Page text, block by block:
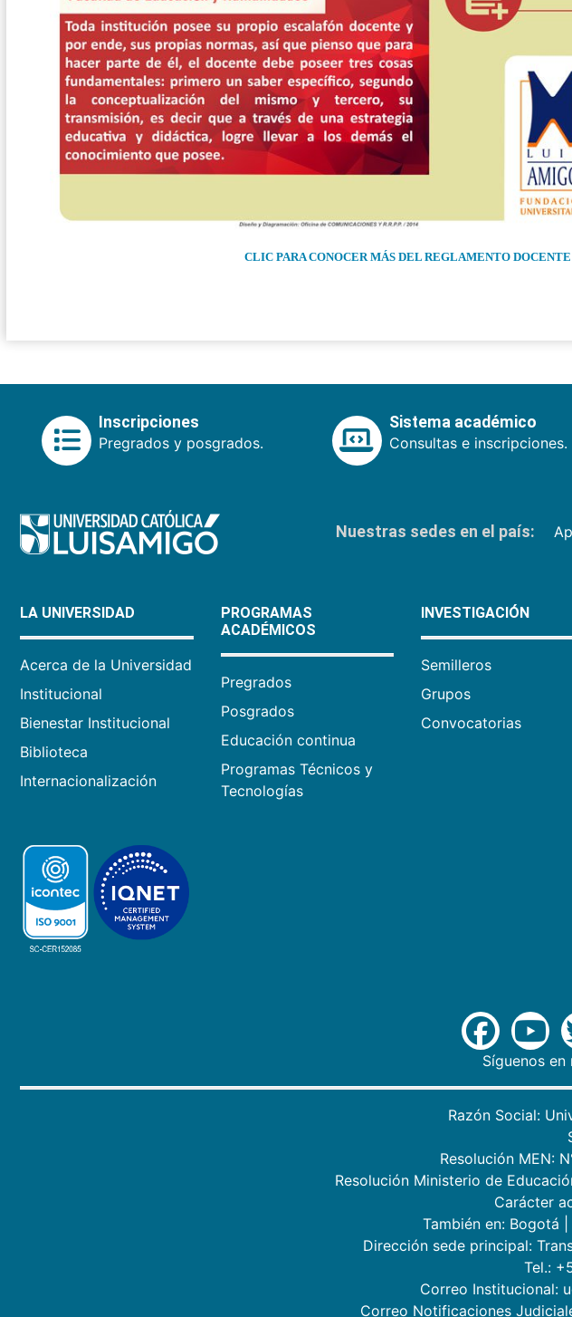
CLIC PARA CONOCER MÁS DEL REGLAMENTO DOCENTE
Inscripciones
Pregrados y posgrados.
Sistema académico
Consultas e inscripciones.
Nuestras sedes en el país:
LA UNIVERSIDAD
Acerca de la Universidad
Institucional
Bienestar Institucional
Biblioteca
Internacionalización
PROGRAMAS
ACADÉMICOS
Pregrados
Posgrados
Educación continua
Programas Técnicos y
Tecnologías
INVESTIGACIÓN
Semilleros
Grupos
Convocatorias
Síguenos en
Razón Social:
Resolución MEN:
Resolución Ministerio de
Carácter
También en: Bogotá
Dirección sede principal:
Tel.:
Correo Institucional:
Correo Notificaciones